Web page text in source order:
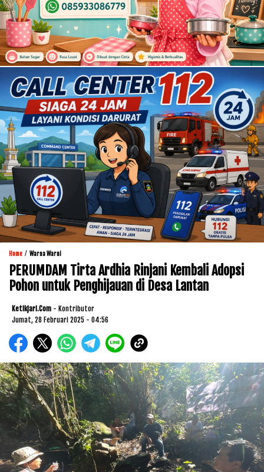
Home / Warna Warni
PERUMDAM Tirta Ardhia Rinjani Kembali Adopsi
Pohon untuk Penghijauan di Desa Lantan
Ketikjari.com - Kontributor
Jumat, 28 Februari 2025 - 04:56